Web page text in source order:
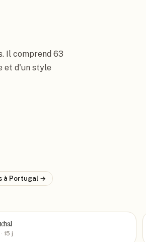
Il comprend 63
et d'un style
à Portugal →
15 j